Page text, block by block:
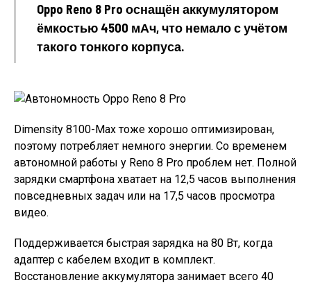
Oppo Reno 8 Pro оснащён аккумулятором
ёмкостью 4500 мАч, что немало с учётом
такого тонкого корпуса.
Dimensity 8100-Max тоже хорошо оптимизирован,
поэтому потребляет немного энергии. Со временем
автономной работы у Reno 8 Pro проблем нет. Полной
зарядки смартфона хватает на 12,5 часов выполнения
повседневных задач или на 17,5 часов просмотра
видео.
Поддерживается быстрая зарядка на 80 Вт, когда
адаптер с кабелем входит в комплект.
Восстановление аккумулятора занимает всего 40